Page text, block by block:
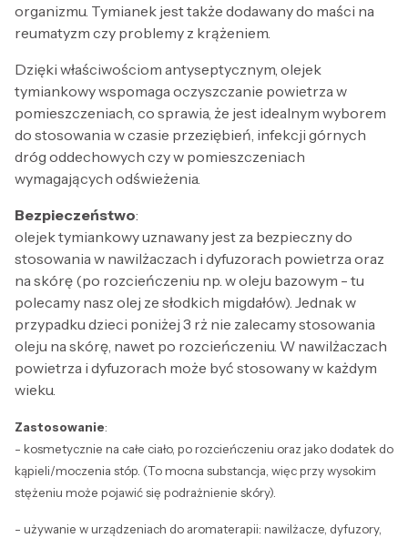
organizmu. Tymianek jest także dodawany do maści na
reumatyzm czy problemy z krążeniem.
Dzięki właściwościom antyseptycznym, olejek
tymiankowy wspomaga oczyszczanie powietrza w
pomieszczeniach, co sprawia, że jest idealnym wyborem
do stosowania w czasie przeziębień, infekcji górnych
dróg oddechowych czy w pomieszczeniach
wymagających odświeżenia.
Bezpieczeństwo:
olejek tymiankowy uznawany jest za bezpieczny do
stosowania w nawilżaczach i dyfuzorach powietrza oraz
na skórę (po rozcieńczeniu np. w oleju bazowym - tu
polecamy nasz olej ze słodkich migdałów). Jednak w
przypadku dzieci poniżej 3 rż nie zalecamy stosowania
oleju na skórę, nawet po rozcieńczeniu. W nawilżaczach
powietrza i dyfuzorach może być stosowany w każdym
wieku.
Zastosowanie:
- kosmetycznie na całe ciało, po rozcieńczeniu oraz jako dodatek do
kąpieli/moczenia stóp. (To mocna substancja, więc przy wysokim
stężeniu może pojawić się podrażnienie skóry).
- używanie w urządzeniach do aromaterapii: nawilżacze, dyfuzory,